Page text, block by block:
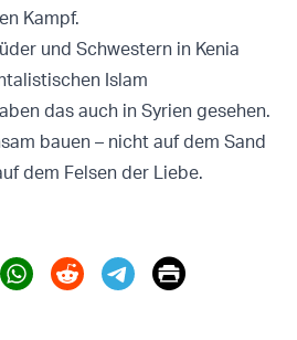
Kampf.
und Schwestern in Kenia
Islam
das auch in Syrien gesehen.
bauen – nicht auf dem Sand
dem Felsen der Liebe.
(X)
Print